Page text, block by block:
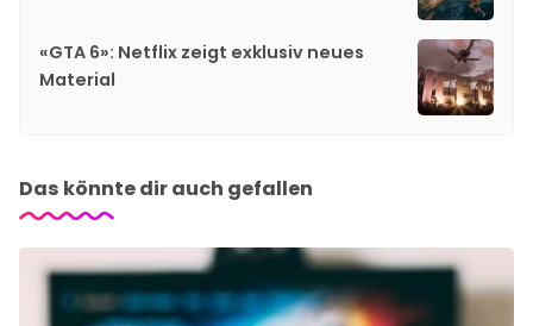
«GTA 6»: Netflix zeigt exklusiv neues
Material
Das könnte dir auch gefallen